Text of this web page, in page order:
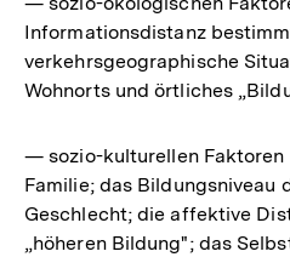
Informationsdistanz
verkehrsgeographische
Wohnorts und örtliches
— sozio-kulturellen Faktoren
Familie; das Bildungsniveau
Geschlecht; die affektive
„höheren Bildung"; das